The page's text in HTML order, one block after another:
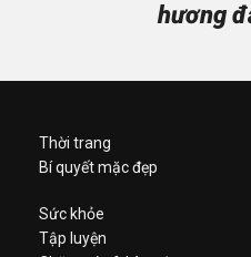
hương
Thời trang
Bí quyết mặc đẹp
Sức khỏe
Tập luyện